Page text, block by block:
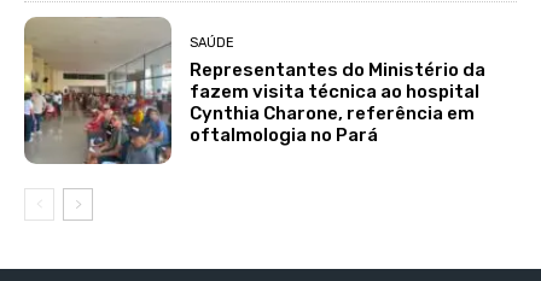
SAÚDE
Representantes do Ministério da
fazem visita técnica ao hospital
Cynthia Charone, referência em
oftalmologia no Pará